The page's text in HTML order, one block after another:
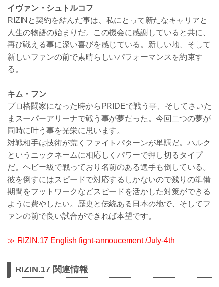
イヴァン・シュトルコフ
RIZINと契約を結んだ事は、私にとって新たなキャリアと
人生の物語の始まりだ。この機会に感謝していると共に、
再び戦える事に深い喜びを感じている。新しい地、そして
新しいファンの前で素晴らしいパフォーマンスを約束す
る。
キム・フン
プロ格闘家になった時からPRIDEで戦う事、そしてさいた
まスーパーアリーナで戦う事が夢だった。今回二つの夢が
同時に叶う事を光栄に思います。
対戦相手は技術が荒くファイトパターンが単調だ。ハルク
というニックネームに相応しくパワーで押し切るタイプ
だ。ヘビー級で戦っており名前のある選手も倒している。
彼を倒すにはスピードで対応するしかないので残りの準備
期間をフットワークなどスピードを活かした対策ができる
ように費やしたい。歴史と伝統ある日本の地で、そしてフ
ァンの前で良い試合ができれば本望です。
≫ RIZIN.17 English fight-annoucement /July-4th
RIZIN.17 関連情報